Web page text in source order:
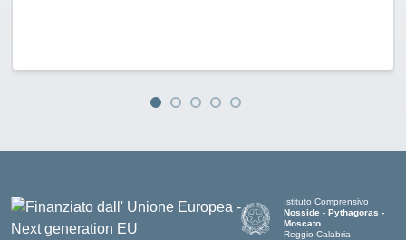
Istituto Comprensivo
Nosside - Pythagoras -
Moscato
Reggio Calabria